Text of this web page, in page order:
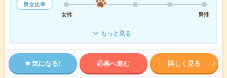
男女比率
女性
男性
もっと見る
気になる! 応募へ進む 詳しく見る